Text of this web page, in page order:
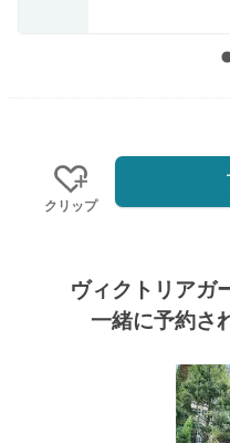
クリップ
ヴィクトリアガ
一緒に予約さ